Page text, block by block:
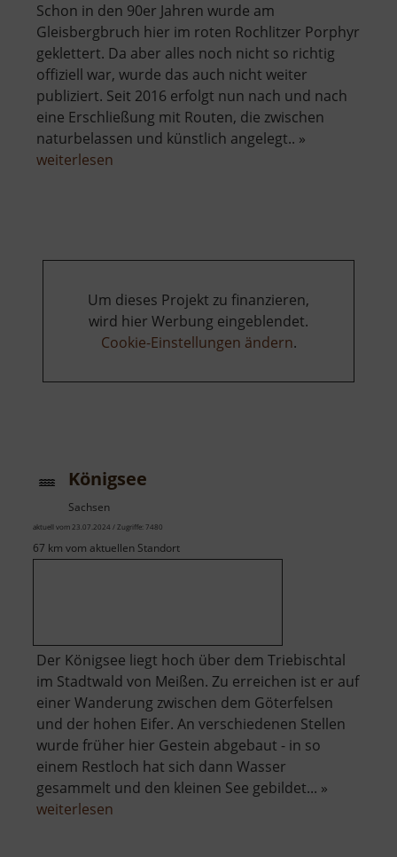
Schon in den 90er Jahren wurde am
Gleisbergbruch hier im roten Rochlitzer Porphyr
geklettert. Da aber alles noch nicht so richtig
offiziell war, wurde das auch nicht weiter
publiziert. Seit 2016 erfolgt nun nach und nach
eine Erschließung mit Routen, die zwischen
naturbelassen und künstlich angelegt.. »
weiterlesen
Um dieses Projekt zu finanzieren,
wird hier Werbung eingeblendet.
Cookie-Einstellungen ändern.
Königsee
Sachsen
aktuell vom 23.07.2024 / Zugriffe: 7480
67 km vom aktuellen Standort
Der Königsee liegt hoch über dem Triebischtal
im Stadtwald von Meißen. Zu erreichen ist er auf
einer Wanderung zwischen dem Göterfelsen
und der hohen Eifer. An verschiedenen Stellen
wurde früher hier Gestein abgebaut - in so
einem Restloch hat sich dann Wasser
gesammelt und den kleinen See gebildet... »
weiterlesen